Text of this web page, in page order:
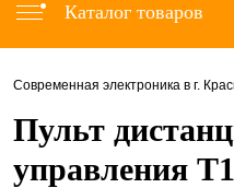
Каталог товаров
Современная электроника в г.
Пульт
управления